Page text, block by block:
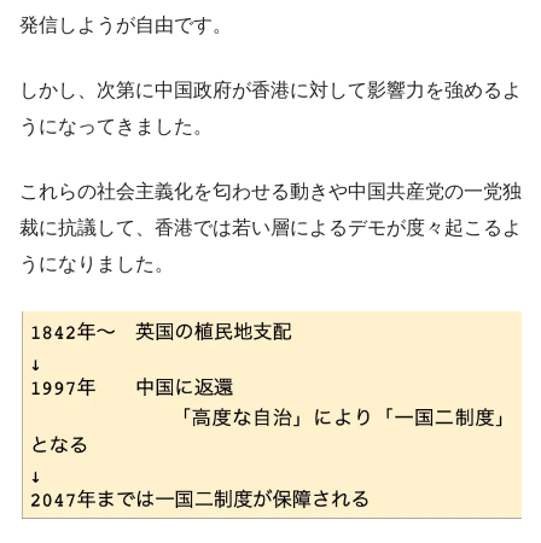
発信しようが自由です。
しかし、次第に中国政府が香港に対して影響力を強めるよ
うになってきました。
これらの社会主義化を匂わせる動きや中国共産党の一党独
裁に抗議して、香港では若い層によるデモが度々起こるよ
うになりました。